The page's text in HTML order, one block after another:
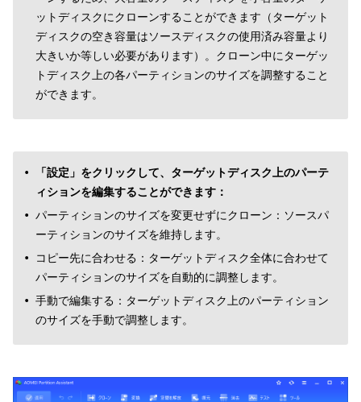
ットディスクにクローンすることができます（ターゲット
ディスクの空き容量はソースディスクの使用済み容量より
大きいか等しい必要があります）。クローン中にターゲッ
トディスク上の各パーティションのサイズを調整すること
ができます。
「設定」をクリックして、ターゲットディスク上のパーテ
ィションを編集することができます：
パーティションのサイズを変更せずにクローン：ソースパ
ーティションのサイズを維持します。
コピー先に合わせる：ターゲットディスク全体に合わせて
パーティションのサイズを自動的に調整します。
手動で編集する：ターゲットディスク上のパーティション
のサイズを手動で調整します。